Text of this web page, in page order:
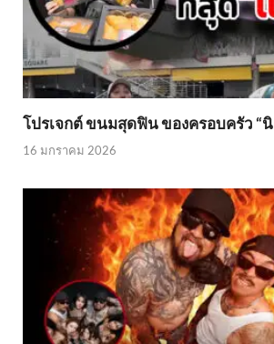
โปรเจกต์ ขนมสุดฟิน ของครอบครัว “
16 มกราคม 2026